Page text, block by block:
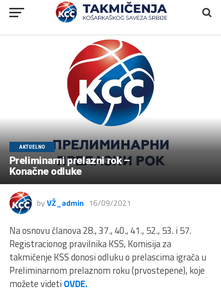
AKTUELNO
Preliminarni prelazni rok –
Konačne odluke
by VŽ_admin 16/09/2021
Na osnovu članova 28., 37., 40., 41., 52., 53. i 57.
Registracionog pravilnika KSS, Komisija za
takmičenje KSS donosi odluku o prelascima igrača u
Preliminarnom prelaznom roku (prvostepene), koje
možete videtiOVDE.